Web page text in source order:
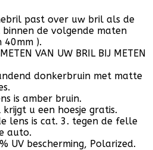
past over uw bril als de
de volgende maten
40mm ).
VAN UW BRIL BIJ METEN
donkerbruin met matte
is amber bruin.
u een hoesje gratis.
lens is cat. 3. tegen de felle
auto.
UV bescherming, Polarized.